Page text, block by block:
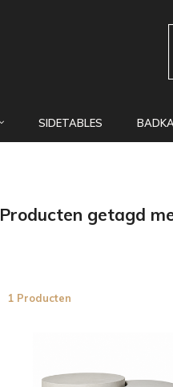
SIDETABLES
Producten getagd
1 Producten